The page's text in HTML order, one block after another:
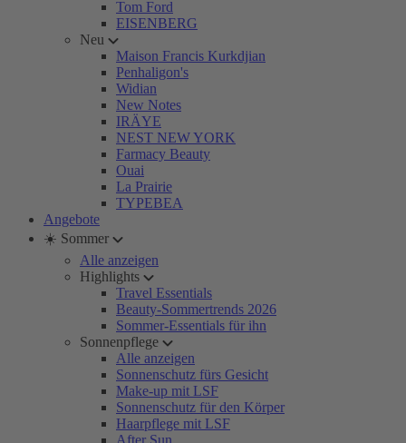
Tom Ford
EISENBERG
Neu
Maison Francis Kurkdjian
Penhaligon's
Widian
New Notes
IRÄYE
NEST NEW YORK
Farmacy Beauty
Ouai
La Prairie
TYPEBEA
Angebote
☀️ Sommer
Alle anzeigen
Highlights
Travel Essentials
Beauty-Sommertrends 2026
Sommer-Essentials für ihn
Sonnenpflege
Alle anzeigen
Sonnenschutz fürs Gesicht
Make-up mit LSF
Sonnenschutz für den Körper
Haarpflege mit LSF
After Sun